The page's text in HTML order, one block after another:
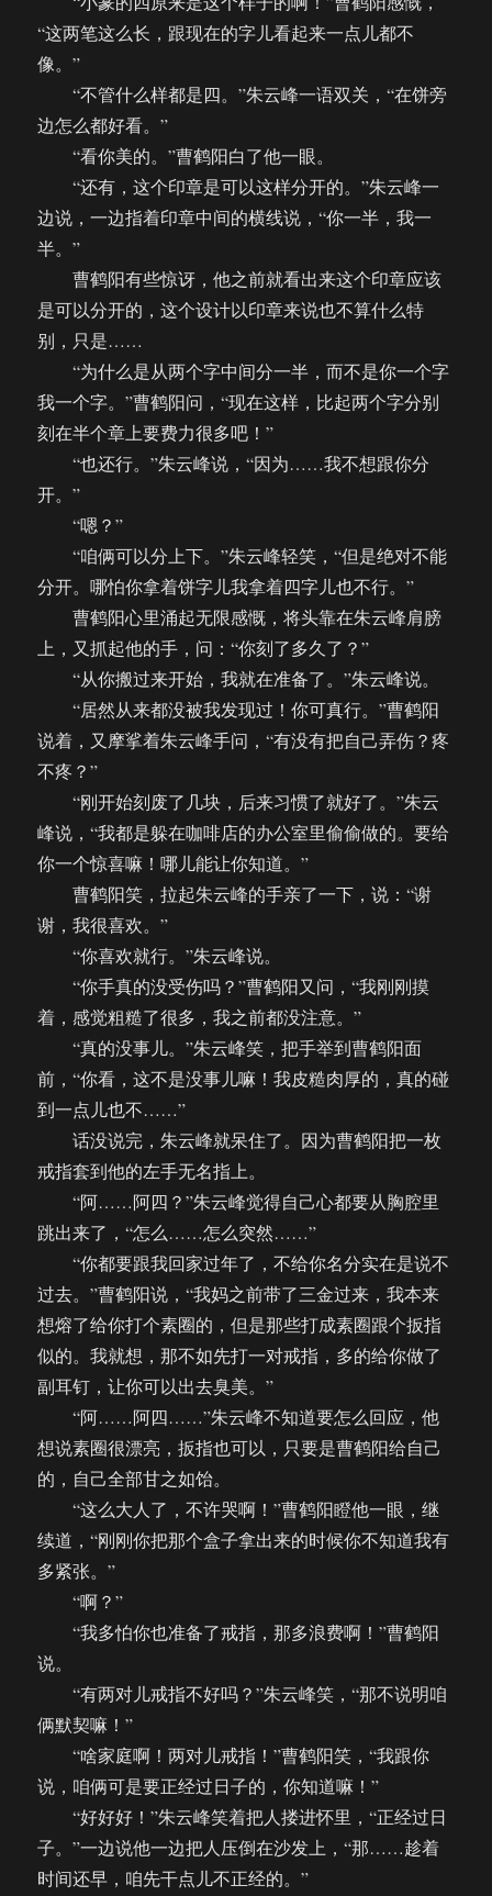
“这两笔这么长，跟现在的字儿看起来一点儿都不
像。”
“不管什么样都是四。”朱云峰一语双关，“在饼旁
边怎么都好看。”
“看你美的。”曹鹤阳白了他一眼。
“还有，这个印章是可以这样分开的。”朱云峰一
边说，一边指着印章中间的横线说，“你一半，我一
半。”
曹鹤阳有些惊讶，他之前就看出来这个印章应该
是可以分开的，这个设计以印章来说也不算什么特
别，只是……
“为什么是从两个字中间分一半，而不是你一个字
我一个字。”曹鹤阳问，“现在这样，比起两个字分别
刻在半个章上要费力很多吧！”
“也还行。”朱云峰说，“因为……我不想跟你分
开。”
“嗯？”
“咱俩可以分上下。”朱云峰轻笑，“但是绝对不能
分开。哪怕你拿着饼字儿我拿着四字儿也不行。”
曹鹤阳心里涌起无限感慨，将头靠在朱云峰肩膀
上，又抓起他的手，问：“你刻了多久了？”
“从你搬过来开始，我就在准备了。”朱云峰说。
“居然从来都没被我发现过！你可真行。”曹鹤阳
说着，又摩挲着朱云峰手问，“有没有把自己弄伤？疼
不疼？”
“刚开始刻废了几块，后来习惯了就好了。”朱云
峰说，“我都是躲在咖啡店的办公室里偷偷做的。要给
你一个惊喜嘛！哪儿能让你知道。”
曹鹤阳笑，拉起朱云峰的手亲了一下，说：“谢
谢，我很喜欢。”
“你喜欢就行。”朱云峰说。
“你手真的没受伤吗？”曹鹤阳又问，“我刚刚摸
着，感觉粗糙了很多，我之前都没注意。”
“真的没事儿。”朱云峰笑，把手举到曹鹤阳面
前，“你看，这不是没事儿嘛！我皮糙肉厚的，真的碰
到一点儿也不……”
话没说完，朱云峰就呆住了。因为曹鹤阳把一枚
戒指套到他的左手无名指上。
“阿……阿四？”朱云峰觉得自己心都要从胸腔里
跳出来了，“怎么……怎么突然……”
“你都要跟我回家过年了，不给你名分实在是说不
过去。”曹鹤阳说，“我妈之前带了三金过来，我本来
想熔了给你打个素圈的，但是那些打成素圈跟个扳指
似的。我就想，那不如先打一对戒指，多的给你做了
副耳钉，让你可以出去臭美。”
“阿……阿四……”朱云峰不知道要怎么回应，他
想说素圈很漂亮，扳指也可以，只要是曹鹤阳给自己
的，自己全部甘之如饴。
“这么大人了，不许哭啊！”曹鹤阳瞪他一眼，继
续道，“刚刚你把那个盒子拿出来的时候你不知道我有
多紧张。”
“啊？”
“我多怕你也准备了戒指，那多浪费啊！”曹鹤阳
说。
“有两对儿戒指不好吗？”朱云峰笑，“那不说明咱
俩默契嘛！”
“啥家庭啊！两对儿戒指！”曹鹤阳笑，“我跟你
说，咱俩可是要正经过日子的，你知道嘛！”
“好好好！”朱云峰笑着把人搂进怀里，“正经过日
子。”一边说他一边把人压倒在沙发上，“那……趁着
时间还早，咱先干点儿不正经的。”